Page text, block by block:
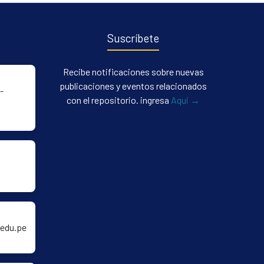
Suscríbete
Recibe notificaciones sobre nuevas
publicaciones y eventos relacionados
con el repositorio. ingresa Aqui →